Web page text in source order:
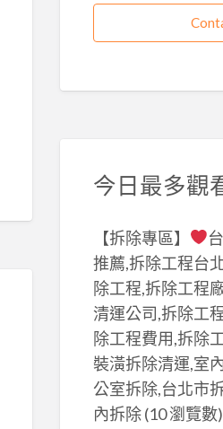
今日最多觀
【拆除專區】
推薦,拆除工程台
除工程,拆除工程
清運公司,拆除工
除工程費用,拆除
裝潢拆除清運,室
公室拆除,台北市
內拆除(10 瀏覽數)